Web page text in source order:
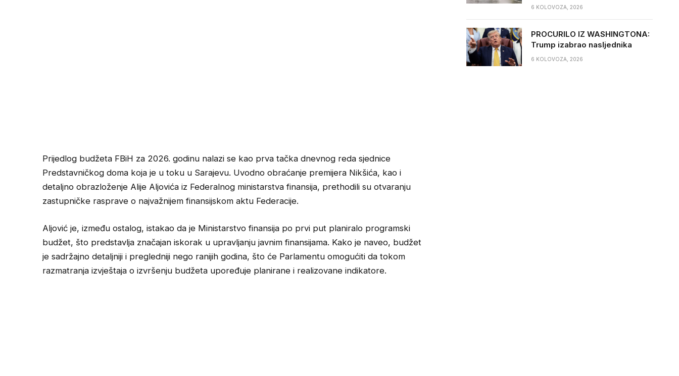
Prijedlog budžeta FBiH za 2026. godinu nalazi se kao prva tačka dnevnog reda sjednice
Predstavničkog doma koja je u toku u Sarajevu. Uvodno obraćanje premijera Nikšića, kao i
detaljno obrazloženje Alije Aljovića iz Federalnog ministarstva finansija, prethodili su otvaranju
zastupničke rasprave o najvažnijem finansijskom aktu Federacije.
Aljović je, između ostalog, istakao da je Ministarstvo finansija po prvi put planiralo programski
budžet, što predstavlja značajan iskorak u upravljanju javnim finansijama. Kako je naveo, budžet
je sadržajno detaljniji i pregledniji nego ranijih godina, što će Parlamentu omogućiti da tokom
razmatranja izvještaja o izvršenju budžeta upoređuje planirane i realizovane indikatore.
6 KOLOVOZA, 2026
PROCURILO IZ WASHINGTONA:
Trump izabrao nasljednika
6 KOLOVOZA, 2026